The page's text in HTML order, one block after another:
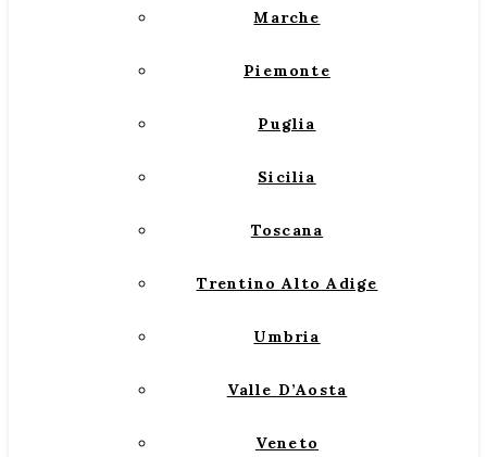
Marche
Piemonte
Puglia
Sicilia
Toscana
Trentino Alto Adige
Umbria
Valle D’Aosta
Veneto